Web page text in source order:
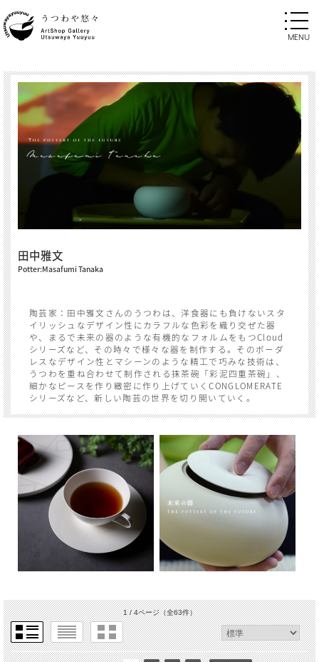
田中雅文
Potter:Masafumi Tanaka
陶芸家：田中雅文さんのうつわは、洋食器にも負けないスタ
イリッシュなデザイン性にカラフルな色彩を織り交ぜた器
や、まるで未来の器のような有機的なフォルムをもつCloud
シリーズなど、その時々で様々な器を制作する。そのボーダ
レスなデザイン性とマシーンのような精工で巧みな技術は、
うつわを重ね合わせて制作される抹茶碗「彩泥四重茶碗」、
細かなピースを作り緻密に作り上げていくCONGLOMERATE
シリーズなど、新しい陶芸の世界を切り開いていく。
1 / 4ページ（全63件）